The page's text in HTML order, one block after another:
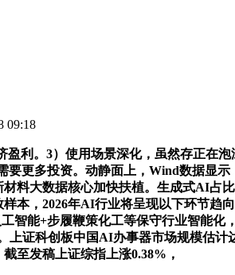
09:18
。3）使用场景深化，虽然存正在泡
更多投资。动静面上，Wind数据显
料大数据核心加快扶植。生成式AI占
本，2026年AI行业将呈现以下环节趋
智能+步履鞭策化工等保守行业智能
上证科创板中国AI办事器市场规模估
至发稿上证综指上涨0.38%，